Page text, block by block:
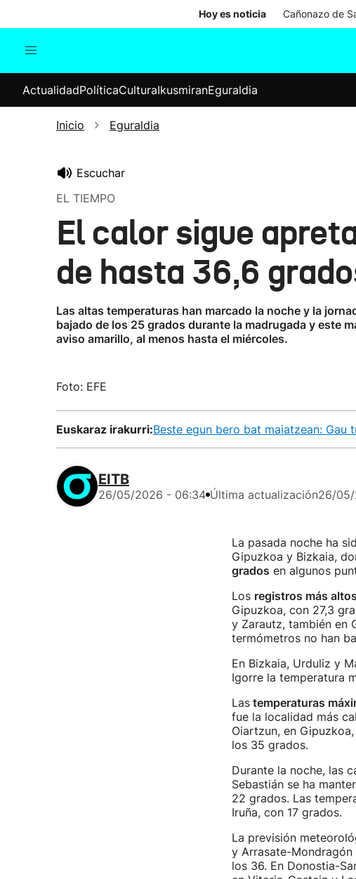
Hoy es noticia Cañonazo de
Internacional
Elecciones
ActualidadPolíticaCulturaIkusmiranEguraldia
Inicio Eguraldia
Escuchar
EL TIEMPO
El calor sigue
de hasta 36,6
Las altas temperaturas han marcado la noche y la
bajado de los 25 grados durante la madrugada y este
aviso amarillo, al menos hasta el miércoles.
Foto: EFE
Euskaraz irakurri:Beste egun bero bat maiatzean:
EITB
26/05/2026 - 06:34 Última actualización26/
La pasada noche ha
Gipuzkoa y Bizkaia,
grados en algunos
Los registros más
Gipuzkoa, con 27,3
y Zarautz, también en
termómetros no han
En Bizkaia, Urduliz y
Igorre la temperatura
Lastemperaturas
fue la localidad más
Oiartzun, en
los 35 grados.
Durante la noche, las
Sebastián se ha
22 grados. Las
Iruña, con 17 grados.
La previsión
y Arrasate-
los 36. En Donostia-